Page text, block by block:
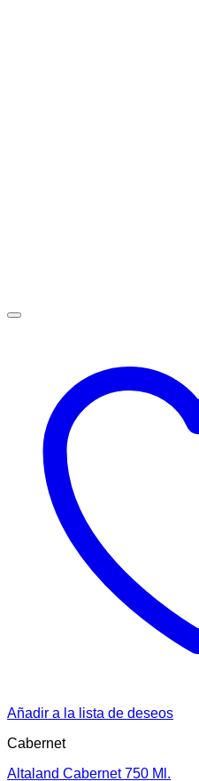
Añadir a la lista de deseos
Cabernet
Altaland Cabernet 750 Ml.